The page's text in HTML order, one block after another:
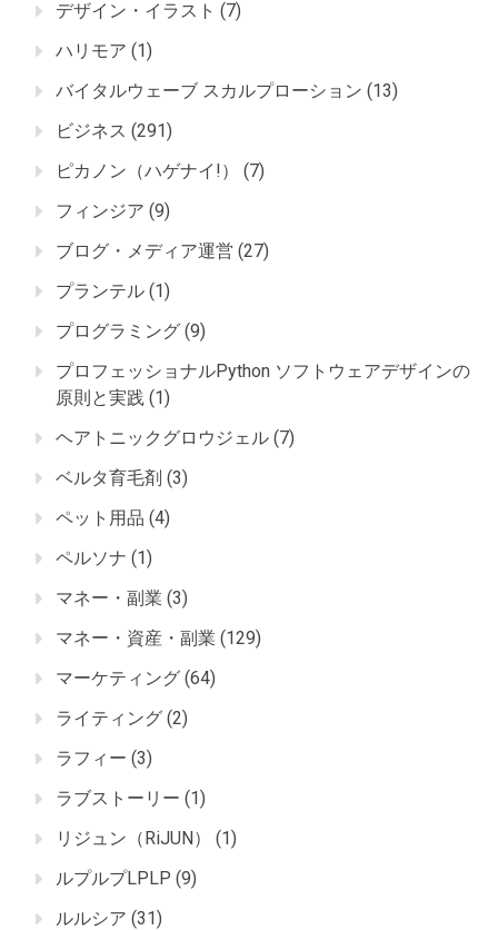
デザイン・イラスト (7)
ハリモア (1)
バイタルウェーブ スカルプローション (13)
ビジネス (291)
ピカノン（ハゲナイ!）
(7)
フィンジア (9)
ブログ・メディア運営 (27)
プランテル (1)
プログラミング (9)
プロフェッショナルPython ソフトウェアデザインの
原則と実践 (1)
ヘアトニックグロウジェル (7)
ベルタ育毛剤 (3)
ペット用品 (4)
ペルソナ (1)
マネー・副業 (3)
マネー・資産・副業 (129)
マーケティング (64)
ライティング (2)
ラフィー (3)
ラブストーリー (1)
リジュン（RiJUN）
(1)
ルプルプLPLP (9)
ルルシア (31)